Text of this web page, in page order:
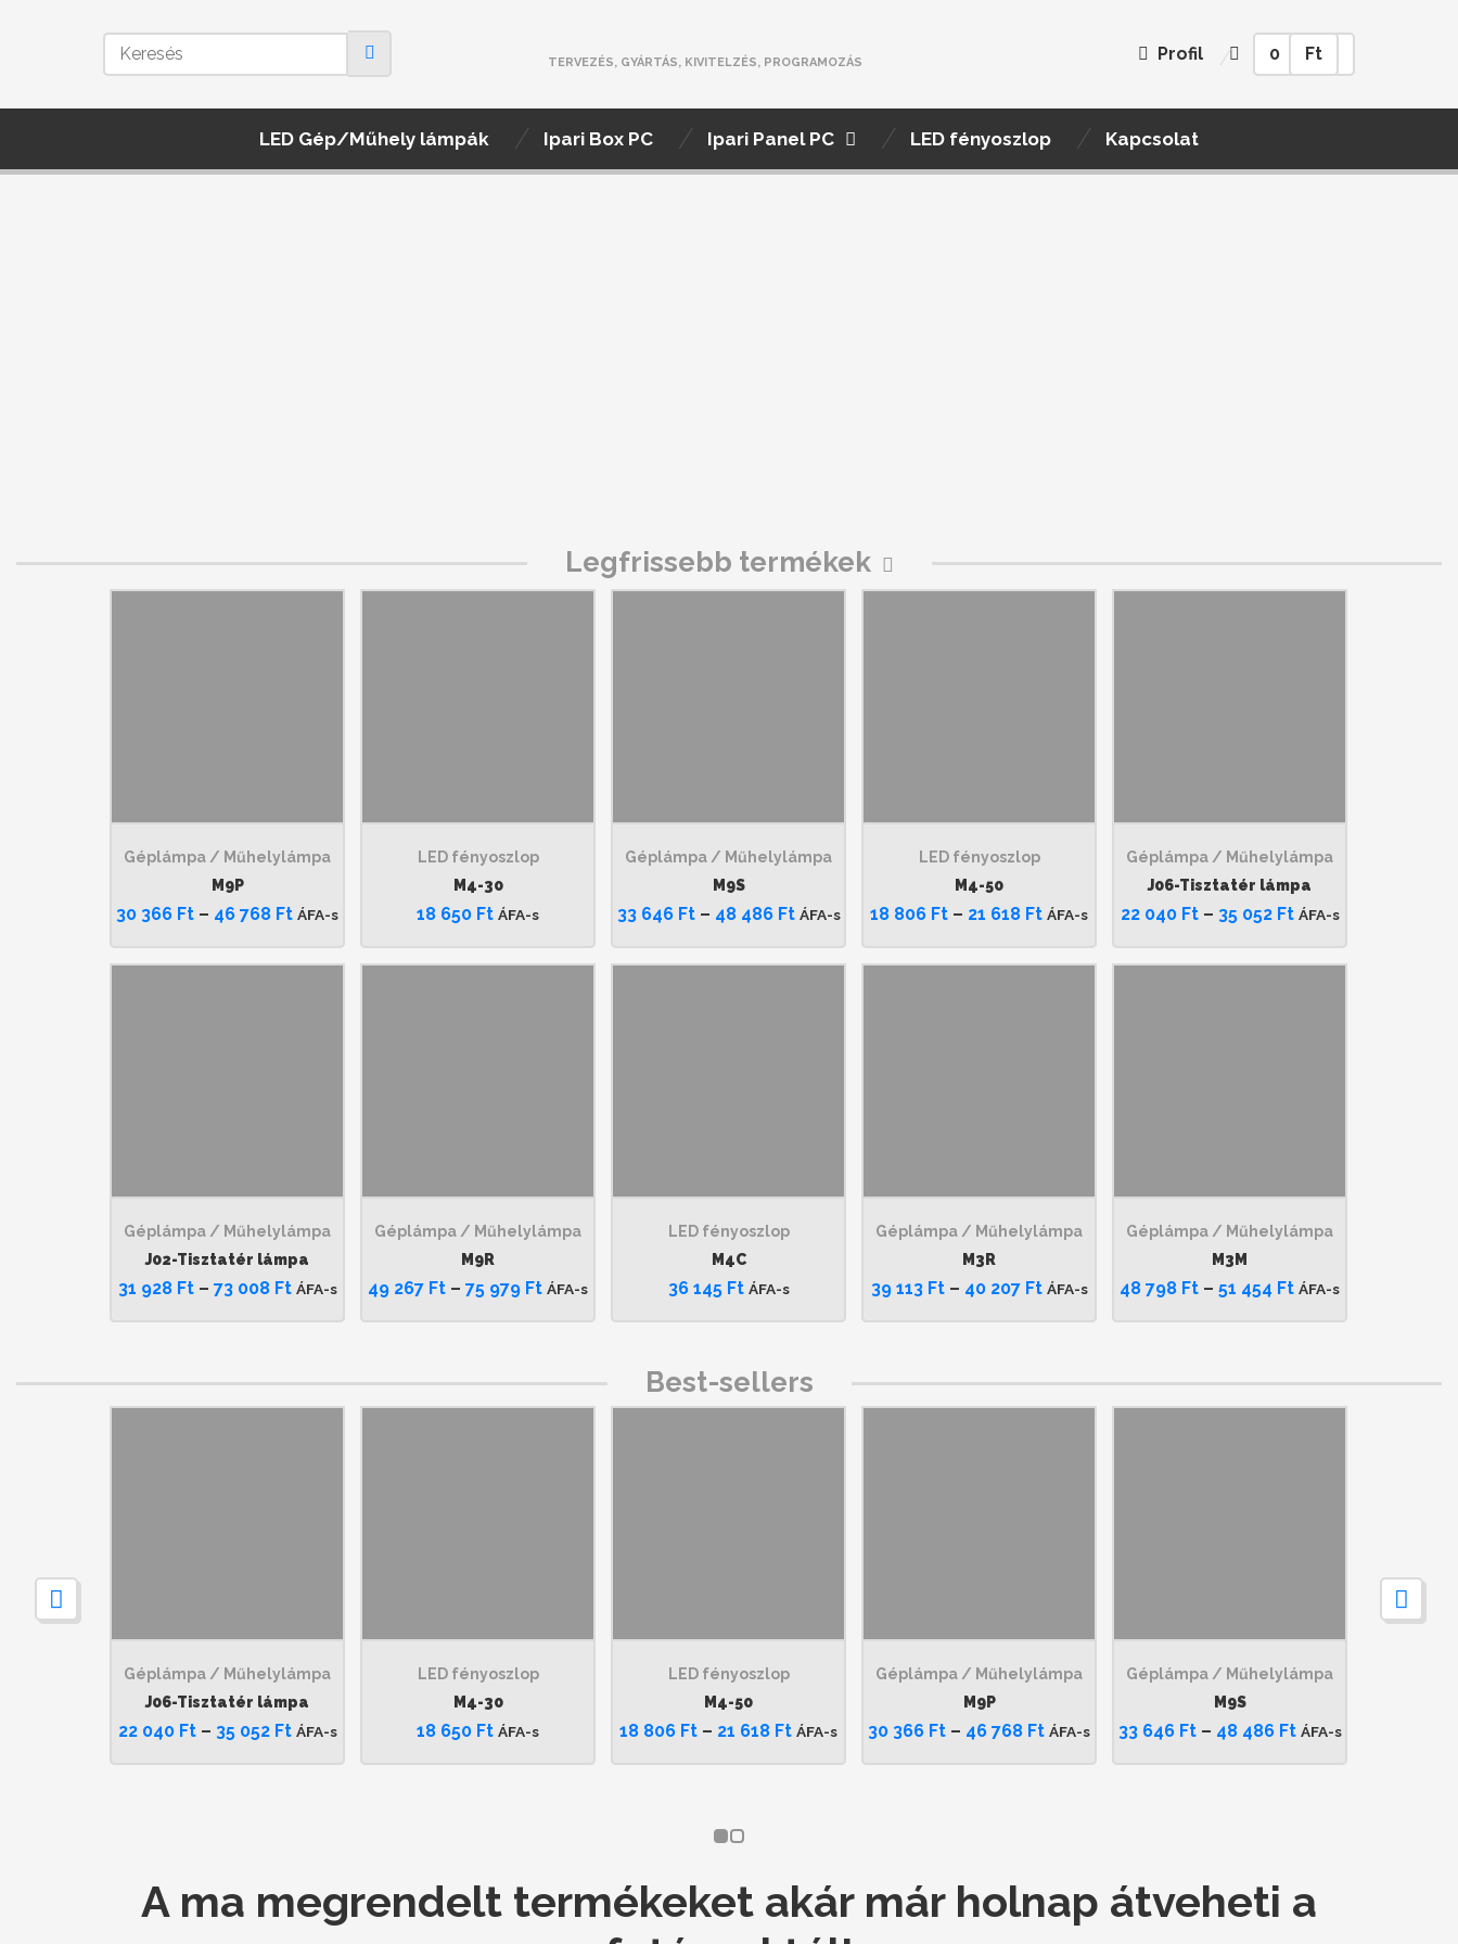
TERVEZÉS, GYÁRTÁS, KIVITELZÉS, PROGRAMOZÁS Profil 0 Ft
LED Gép/Műhely lámpák Ipari Box PC Ipari Panel PC LED fényoszlop Kapcsolat
Legfrissebb termékek
Géplámpa / Műhelylámpa
M9P
30 366 Ft – 46 768 Ft ÁFA-s
LED fényoszlop
M4-30
18 650 Ft ÁFA-s
Géplámpa / Műhelylámpa
M9S
33 646 Ft– 48 486 Ft ÁFA-s
LED fényoszlop
M4-50
18 806 Ft – 21 618 Ft ÁFA-s
Géplámpa / Műhelylámpa
J06-Tisztatér lámpa
22 040 Ft– 35 052 Ft ÁFA-s
Géplámpa / Műhelylámpa
J02-Tisztatér lámpa
31 928 Ft– 73 008 Ft ÁFA-s
Géplámpa / Műhelylámpa
M9R
49 267 Ft – 75 979 Ft ÁFA-s
LED fényoszlop
M4C
36 145 Ft ÁFA-s
Géplámpa / Műhelylámpa
M3R
39 113 Ft– 40 207 Ft ÁFA-s
Géplámpa / Műhelylámpa
M3M
48 798 Ft – 51 454 Ft ÁFA-s
Best-sellers
Géplámpa / Műhelylámpa
J06-Tisztatér lámpa
22 040 Ft– 35 052 Ft ÁFA-s
LED fényoszlop
M4-30
18 650 Ft ÁFA-s
LED fényoszlop
M4-50
18 806 Ft – 21 618 Ft ÁFA-s
Géplámpa / Műhelylámpa
M9P
30 366 Ft – 46 768 Ft ÁFA-s
Géplámpa / Műhelylámpa
M9S
33 646 Ft– 48 486 Ft ÁFA-s
A ma megrendelt termékeket akár már holnap átveheti a